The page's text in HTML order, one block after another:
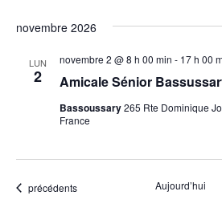
novembre 2026
LUN
2 Amicale Sénior
novembre 2 @ 8 h 00 min - 17 h 00
Bassoussary265 Rte Dominique
France
Évènements
précédents Aujourd’hui